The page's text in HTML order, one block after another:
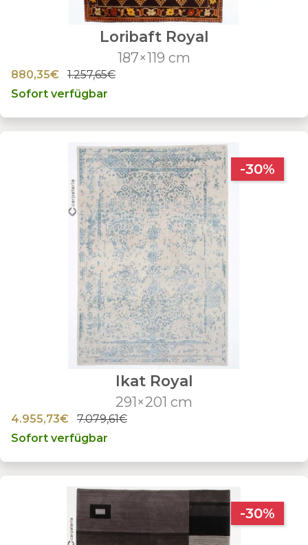
Loribaft Royal
187×119 cm
880,35€
1.257,65€
Sofort verfügbar
-30%
Ikat Royal
291×201 cm
4.955,73€
7.079,61€
Sofort verfügbar
-30%